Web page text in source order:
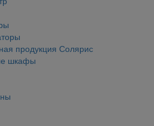
продукция Солярис
шкафы